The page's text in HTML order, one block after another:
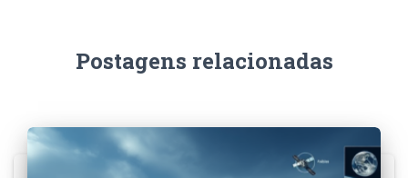
Postagens relacionadas